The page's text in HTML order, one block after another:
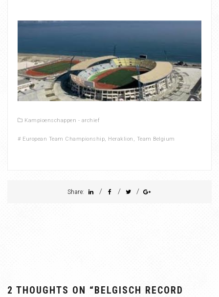
Kampioenschappen - archief
# European Team Championship, Heraklion , Team Belgium
Share: / / /
2 THOUGHTS ON “ BELGISCH RECORD